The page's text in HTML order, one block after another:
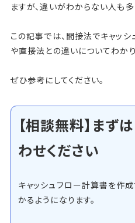
ますが、違いがわからない人も多
この記事では、間接法でキャッ
や直接法との違いについてわかり
ぜひ参考にしてください。
【相談無料】まず
わせください
キャッシュフロー計算書を作
かるようになります。